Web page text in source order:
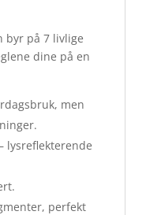
byr på 7 livlige
dine på en
men
lysreflekterende
perfekt